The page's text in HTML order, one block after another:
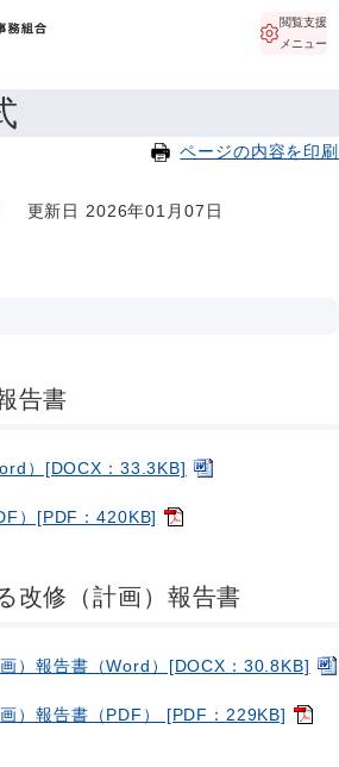
閲覧支援
メニュー
ページの内容を印刷
更新日 2026年01月07日
告書
）[DOCX：33.3KB]
）[PDF：420KB]
修（計画）報告書
）報告書（Word）[DOCX：30.8KB]
）報告書（PDF） [PDF：229KB]